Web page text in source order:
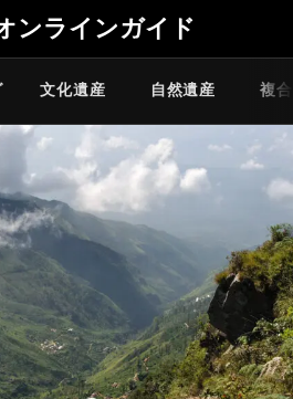
ンラインガイド
文化遺産 自然遺産 複